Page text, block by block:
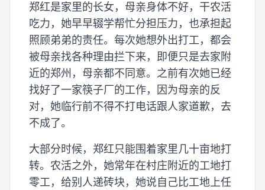
郑红是家里的长女，母亲身体不好，干农活
吃力，她早早辍学帮忙分担压力，也承担起
照顾弟弟的责任。每次她想外出打工，都会
被母亲找各种理由拦下来，即便只是去家附
近的郑州，母亲都不同意。之前有次她已经
找好了一家筷子厂的工作，因为母亲的反
对，她临行前不得不打电话跟人家道歉，去
不成了。
大部分时候，郑红只能围着家里几十亩地打
转。农活之外，她常年在村庄附近的工地打
零工，给别人递砖块，她说自己比工地上任